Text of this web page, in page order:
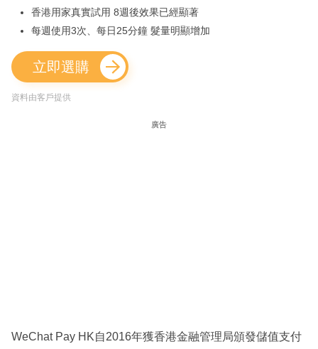
香港用家真實試用 8週後效果已經顯著
每週使用3次、每日25分鐘 髮量明顯增加
立即選購
資料由客戶提供
廣告
WeChat Pay HK自2016年獲香港金融管理局頒發儲值支付